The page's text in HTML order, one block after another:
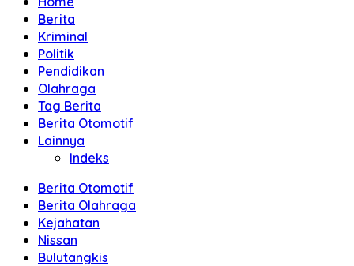
Berita
Kriminal
Politik
Pendidikan
Olahraga
Tag Berita
Berita Otomotif
Lainnya
Indeks
Berita Otomotif
Berita Olahraga
Kejahatan
Nissan
Bulutangkis